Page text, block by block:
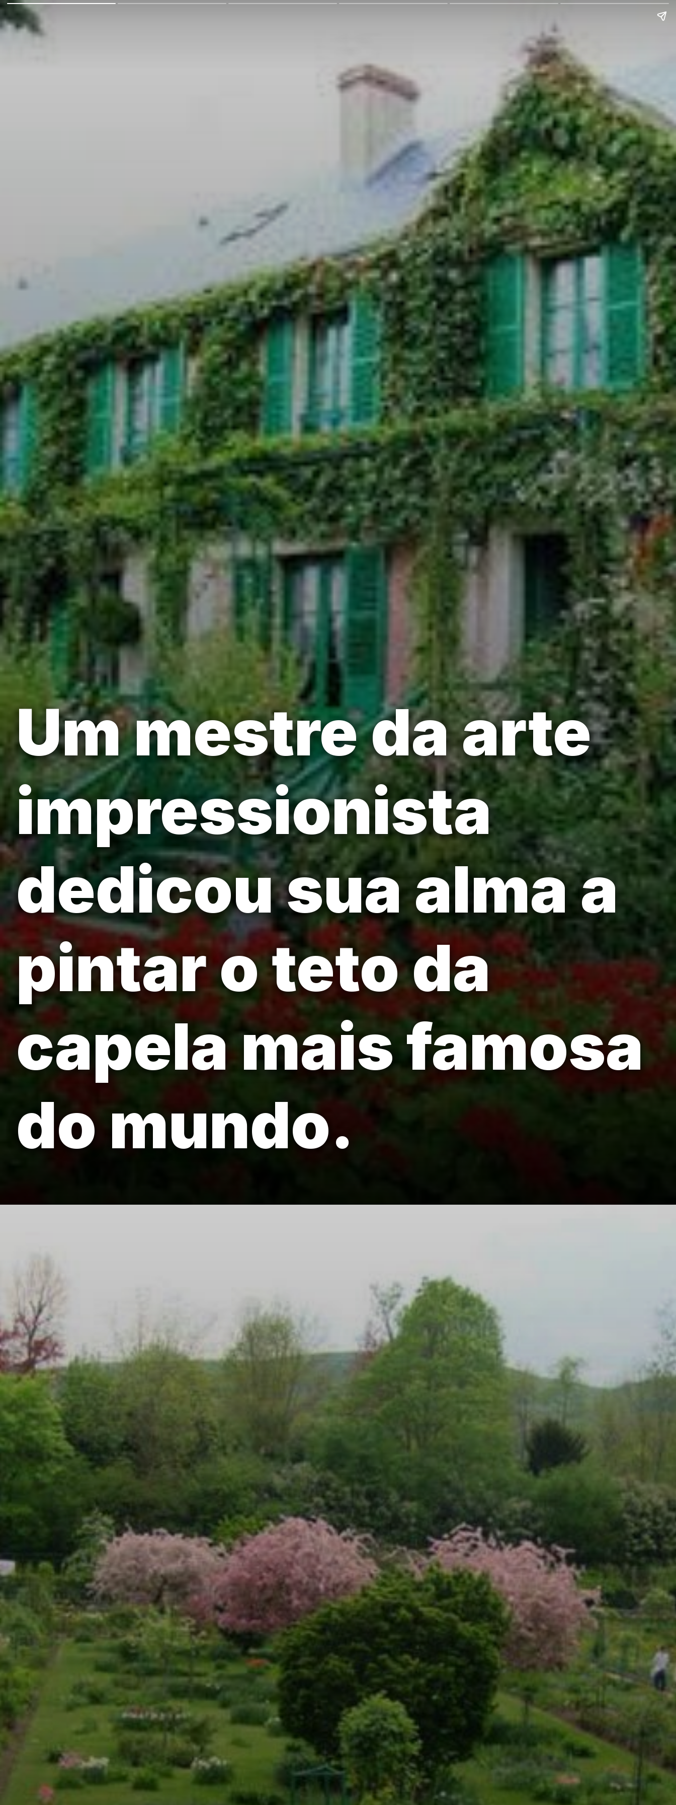
Um mestre da arte
impressionista
dedicou sua alma a
pintar o teto da
capela mais famosa
do mundo.